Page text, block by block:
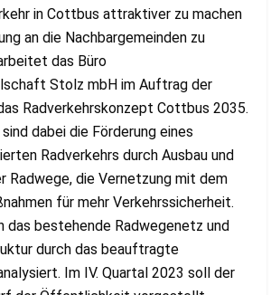
in Cottbus attraktiver zu machen
an die Nachbargemeinden zu
das Büro
Stolz mbH im Auftrag der
Radverkehrskonzept Cottbus 2035.
dabei die Förderung eines
Radverkehrs durch Ausbau und
Radwege, die Vernetzung mit dem
für mehr Verkehrssicherheit.
das bestehende Radwegenetz und
durch das beauftragte
Im IV. Quartal 2023 soll der